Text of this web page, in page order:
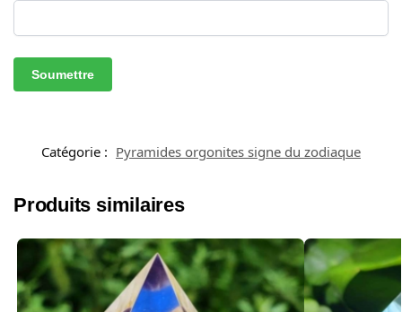
Catégorie : Pyramides orgonites signe du zodiaque
Produits similaires